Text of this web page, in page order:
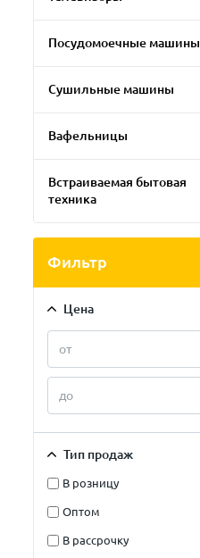
Посудомоечные машины
Сушильные машины
Вафельницы
Встраиваемая бытовая
техника
Фильтр
Цена
Тип продаж
В розницу
Оптом
В рассрочку